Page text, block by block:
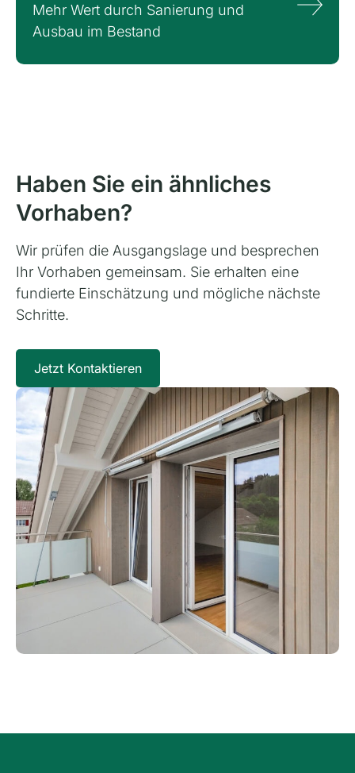
Mehr Wert durch Sanierung und
Ausbau im Bestand
Haben Sie ein ähnliches
Vorhaben?
Wir prüfen die Ausgangslage und besprechen
Ihr Vorhaben gemeinsam. Sie erhalten eine
fundierte Einschätzung und mögliche nächste
Schritte.
Jetzt Kontaktieren